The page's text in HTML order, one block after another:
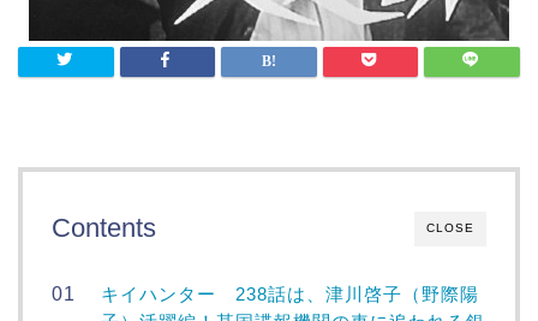
CLOSE
Contents
キイハンター 238話は、津川啓子（野際陽